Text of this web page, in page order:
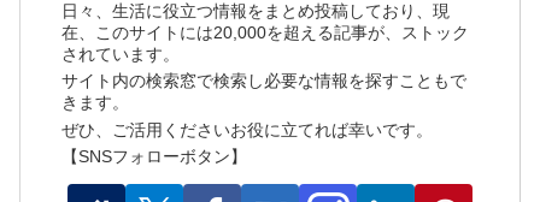
日々、生活に役立つ情報をまとめ投稿しており、現
在、このサイトには20,000を超える記事が、ストック
されています。
サイト内の検索窓で検索し必要な情報を探すこともで
きます。
ぜひ、ご活用くださいお役に立てれば幸いです。
【SNSフォローボタン】